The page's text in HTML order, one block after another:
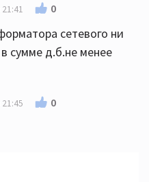
0
сетевого ни
сумме д.б.не менее
0